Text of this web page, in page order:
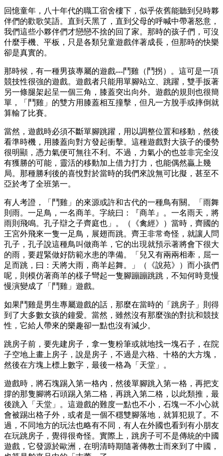
回憶童年，八十年代的職工宿舍樓下，似乎依舊能聽到兒時夥
伴們的歡歌笑語。直到天黑了，直到父母的呼喊中帶著怒意，
我們這些小夥伴們才戀戀不捨的回了家。那時的孩子們，可沒
什麼手機、平板，只是各類兒童遊戲伴著成長，但那時的快樂
卻是真實的。
那時候，有一種男孩專屬的遊戲---鬥雞（鬥拐）。這可是一項
競技性很強的遊戲。遊戲者只能用單腳站立、跳躍，雙手扳著
另一條腿架起呈一個三角，膝蓋突出向外。遊戲的規則也很簡
單，「鬥雞」的雙方用膝蓋相互撞擊，但凡一方脫手或摔倒就
算輸了比賽。
當然，遊戲時必須不斷單腳跳躍，用以調整位置和移動，然後
看準時機，用膝蓋向對方發起衝擊。這種遊戲對大孩子的優勢
很明顯，憑力氣便可無往不利。不過，力氣小的也並非完全沒
有獲勝的可能，靈活的移動加上借力打力，也能偶然贏上幾
局。那種勝利後的喜悅對於當時的我們來說無可比擬，甚至不
亞於考了全班第一。
有人考證，「鬥雞」的來源或許和古代的一種鳥有關。「雨舞
則雨。一足鳥，一名商羊。字統曰：『商羊』。一名雨天，將
雨則飛鳴。孔子辯之子齊庭也」。（《禽經》）當時，齊國的
王宮外飛來一隻一足鳥，展翅而跳。齊王非常奇怪，就讓人問
孔子，孔子說這種鳥叫做商羊，它的出現就預示著將會下很大
的雨，要趕緊做好防範水患的準備。「兒又有兩兩相牽，屈一
足而跳，曰：天將大雨，商羊起舞。」（《說苑》）而小孩們
呢，則模仿著商羊的樣子彎起一隻腳蹦蹦跳跳，不知何時竟慢
慢演變成了「鬥雞」遊戲。
如果鬥雞是男生專屬遊戲的話，那麼在當時的「跳房子」則得
到了大多數女孩的鐘愛。當然，雖然沒有那麼強的對抗和競技
性，它給人帶來的樂趣卻一點也沒有減少。
跳房子前，要先建房子，拿一隻粉筆或就地找一塊石子，在院
子空地上畫上房子，說是房子，不過是六格、十格的大方塊，
然後在方塊上標上數字，最後一格為「天堂」。
遊戲時，將石塊踢入第一格內，然後單腳跳入第一格，再把支
撐的那隻腳將石頭踢入第二格，再跳入第二格，以此類推，最
後跳入「天堂」。這遊戲的難度一點也不小，石塊一不小心就
會被踢出格子外，或者是一個不穩雙腳落地，就算犯規了。不
過，不同地方的玩法也略有不同，有人在外國也看到有小朋友
在玩跳房子，覺得很奇怪。實際上，跳房子可不是傳統的中國
遊戲，它發源於歐洲，在明清時期隨著傳教士而來到了中國，